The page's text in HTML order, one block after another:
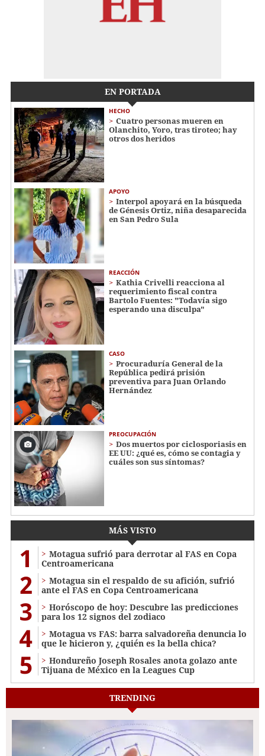
EN PORTADA
HECHO
Cuatro personas mueren en
Olanchito, Yoro, tras tiroteo; hay
otros dos heridos
APOYO
Interpol apoyará en la búsqueda
de Génesis Ortiz, niña desaparecida
en San Pedro Sula
REACCIÓN
Kathia Crivelli reacciona al
requerimiento fiscal contra
Bartolo Fuentes: "Todavía sigo
esperando una disculpa"
CASO
Procuraduría General de la
República pedirá prisión
preventiva para Juan Orlando
Hernández
PREOCUPACIÓN
Dos muertos por ciclosporiasis en
EE UU: ¿qué es, cómo se contagia y
cuáles son sus síntomas?
MÁS VISTO
1
Motagua sufrió para derrotar al FAS en Copa
Centroamericana
2
Motagua sin el respaldo de su afición, sufrió
ante el FAS en Copa Centroamericana
3
Horóscopo de hoy: Descubre las predicciones
para los 12 signos del zodiaco
4
Motagua vs FAS: barra salvadoreña denuncia lo
que le hicieron y, ¿quién es la bella chica?
5
Hondureño Joseph Rosales anota golazo ante
Tijuana de México en la Leagues Cup
TRENDING